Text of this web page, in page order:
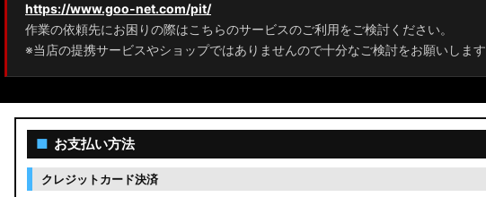
https://www.goo-net.com/pit/
作業の依頼先にお困りの際はこちらのサービスのご利用をご検討ください。
※当店の提携サービスやショップではありませんので十分なご検討をお願いします
■ お支払い方法
クレジットカード決済